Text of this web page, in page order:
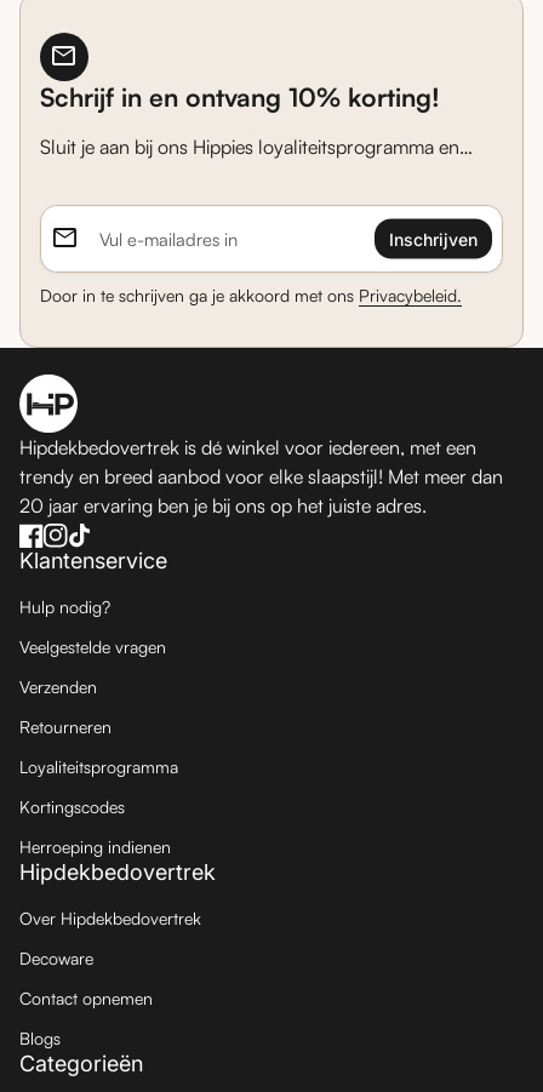
mail
Schrijf in en ontvang 10% korting!
Sluit je aan bij ons Hippies loyaliteitsprogramma en
persoonlijke tips in je mailbox.
Vul e-mailadres in
email
Door in te schrijven ga je akkoord met ons Privacybeleid.
Home
Hipdekbedovertrek is dé winkel voor iedereen, met een
trendy en breed aanbod voor elke slaapstijl! Met meer dan
20 jaar ervaring ben je bij ons op het juiste adres.
Facebook
(link opent in nieuw tabblad/venster)
(link opent in nieuw tabblad/venster)
(link opent in nieuw tabblad/venster)
Instagram
(link opent in nieuw tabblad/venster)
(link opent in nieuw tabblad/venster)
(link opent in nieuw tabblad/venster)
Klantenservice
Hulp nodig?
Veelgestelde vragen
Verzenden
Retourneren
Loyaliteitsprogramma
Kortingscodes
Herroeping indienen
Hipdekbedovertrek
Over Hipdekbedovertrek
Decoware
Contact opnemen
Blogs
Categorieën